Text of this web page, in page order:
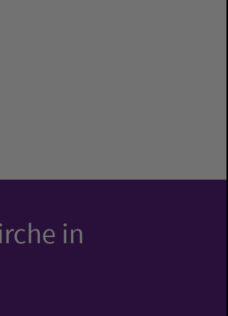
in